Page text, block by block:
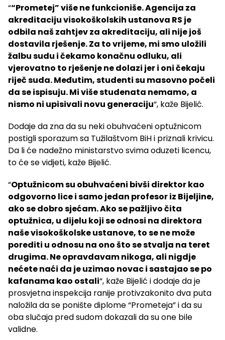
““Prometej” više ne funkcioniše. Agencija za
akreditaciju visokoškolskih ustanova RS je
odbila naš zahtjev za akreditaciju, ali nije još
dostavila rješenje. Za to vrijeme, mi smo uložili
žalbu sudu i čekamo konačnu odluku, ali
vjerovatno to rješenje ne dolazi jer i oni čekaju
riječ suda. Međutim, studenti su masovno počeli
da se ispisuju. Mi više studenata nemamo, a
nismo ni upisivali novu generaciju“, kaže Bijelić.
Dodaje da zna da su neki obuhvaćeni optužnicom
postigli sporazum sa Tužilaštvom BiH i priznali krivicu.
Da li će nadežno ministarstvo svima oduzeti licencu,
to će se vidjeti, kaže Bijelić.
“Optužnicom su obuhvaćeni bivši direktor kao
odgovorno lice i samo jedan profesor iz Bijeljine,
ako se dobro sjećam. Ako se pažljivo čita
optužnica, u dijelu koji se odnosi na direktora
naše visokoškolske ustanove, to se ne može
porediti u odnosu na ono što se stvalja na teret
drugima. Ne opravdavam nikoga, ali nigdje
nećete naći da je uzimao novac i sastajao se po
kafanama kao ostali“, kaže Bijelić i dodaje da je
prosvjetna inspekcija ranije protivzakonito dva puta
naložila da se ponište diplome “Prometeja” i da su
oba slučaja pred sudom dokazali da su one bile
validne.